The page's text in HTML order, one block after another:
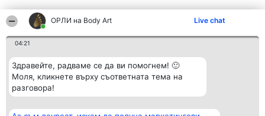
ОРЛИ на Body Art Live chat
04:21
Здравейте, радваме се да ви помогнем! 🙂
Моля, кликнете върху съответната тема на
разговора!